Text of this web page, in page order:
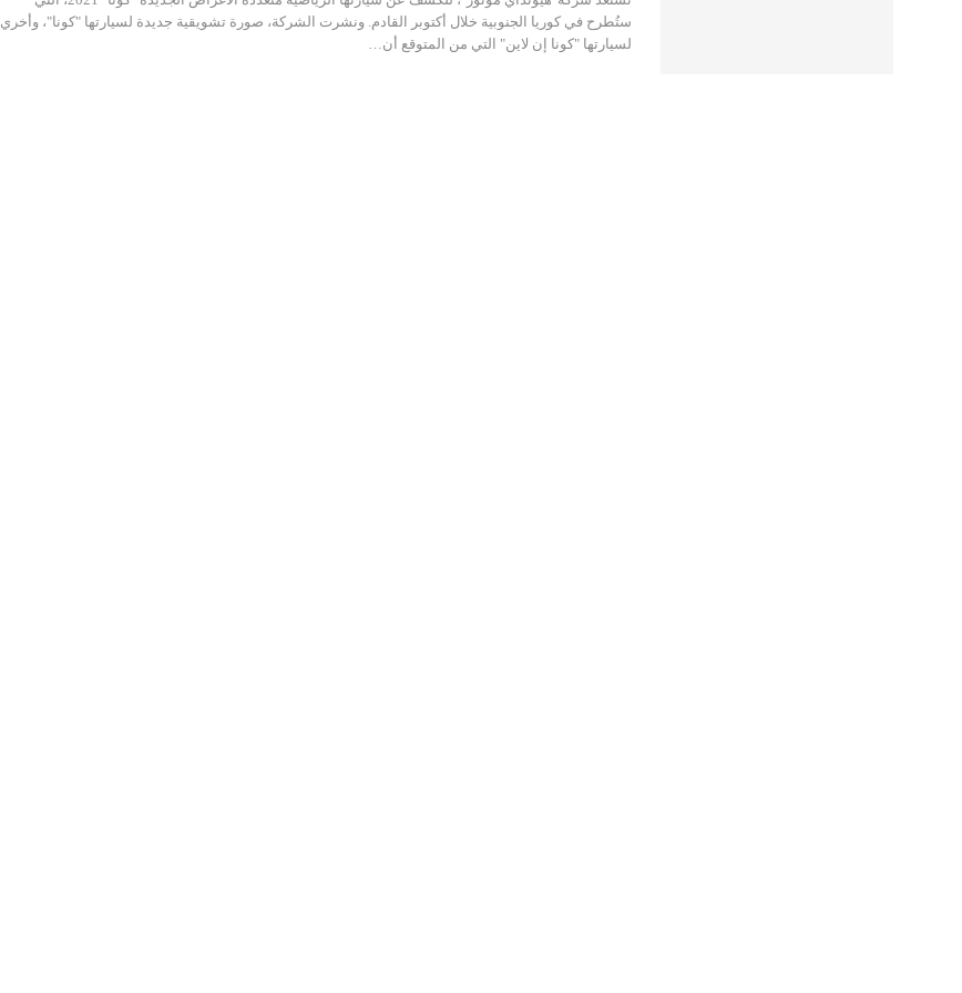
ستُطرح في كوريا الجنوبية خلال أكتوبر القادم. ونشرت الشركة، صورة تشويقية جديدة لسيارتها "كونا"، وأخري
لسيارتها "كونا إن لاين" التي من المتوقع أن…